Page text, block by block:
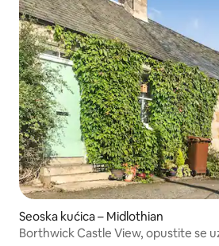
Seoska kućica – Midlothian
Borthwick Castle View, opustite se